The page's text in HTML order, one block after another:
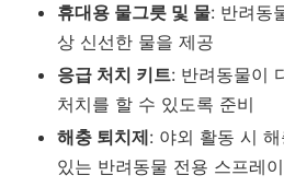
휴대용 물그릇 및 물: 반려동
상 신선한 물을 제공
응급 처치 키트: 반려동물이
처치를 할 수 있도록 준비
해충 퇴치제: 야외 활동 시
있는 반려동물 전용 스프레이